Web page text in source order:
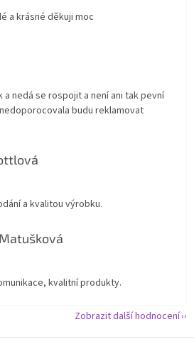
a krásné děkuji moc
je 5 z 5 hvězdiček.
nedá se rospojit a není ani tak pevní
budu reklamovat
je 5 z 5 hvězdiček.
a kvalitou výrobku.
je 5 z 5 hvězdiček.
kvalitní produkty.
Zobrazit další hodnocení